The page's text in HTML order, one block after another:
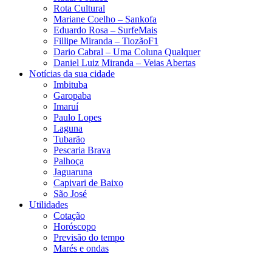
Rota Cultural
Mariane Coelho – Sankofa
Eduardo Rosa​ – SurfeMais
Fillipe Miranda – TiozãoF1
Dario Cabral – Uma Coluna Qualquer
Daniel Luiz Miranda – Veias Abertas
Notícias da sua cidade
Imbituba
Garopaba
Imaruí
Paulo Lopes
Laguna
Tubarão
Pescaria Brava
Palhoça
Jaguaruna
Capivari de Baixo
São José
Utilidades
Cotação
Horóscopo
Previsão do tempo
Marés e ondas